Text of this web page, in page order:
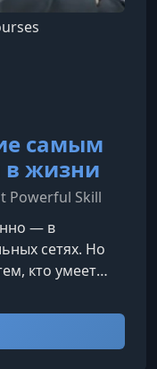
самым
жизни
Powerful Skill
— в
сетях. Но
кто умеет
ему.
как работает
применять его
для